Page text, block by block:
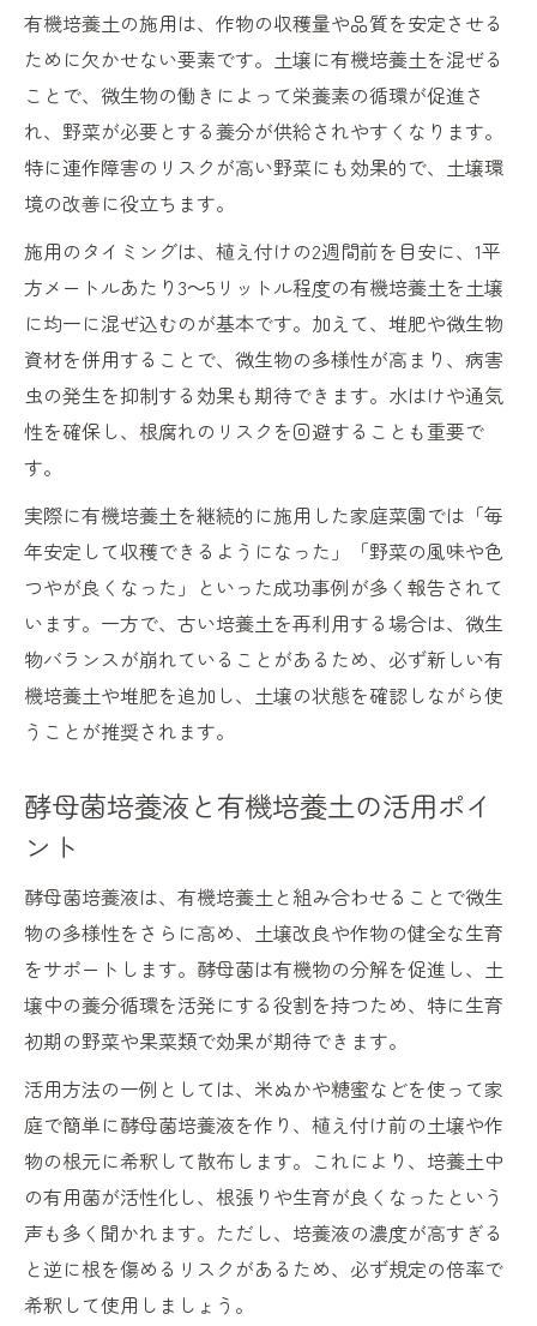
有機培養土の施用は、作物の収穫量や品質を安定させる
ために欠かせない要素です。土壌に有機培養土を混ぜる
ことで、微生物の働きによって栄養素の循環が促進さ
れ、野菜が必要とする養分が供給されやすくなります。
特に連作障害のリスクが高い野菜にも効果的で、土壌環
境の改善に役立ちます。
施用のタイミングは、植え付けの2週間前を目安に、1平
方メートルあたり3～5リットル程度の有機培養土を土壌
に均一に混ぜ込むのが基本です。加えて、堆肥や微生物
資材を併用することで、微生物の多様性が高まり、病害
虫の発生を抑制する効果も期待できます。水はけや通気
性を確保し、根腐れのリスクを回避することも重要で
す。
実際に有機培養土を継続的に施用した家庭菜園では「毎
年安定して収穫できるようになった」「野菜の風味や色
つやが良くなった」といった成功事例が多く報告されて
います。一方で、古い培養土を再利用する場合は、微生
物バランスが崩れていることがあるため、必ず新しい有
機培養土や堆肥を追加し、土壌の状態を確認しながら使
うことが推奨されます。
酵母菌培養液と有機培養土の活用ポイ
ント
酵母菌培養液は、有機培養土と組み合わせることで微生
物の多様性をさらに高め、土壌改良や作物の健全な生育
をサポートします。酵母菌は有機物の分解を促進し、土
壌中の養分循環を活発にする役割を持つため、特に生育
初期の野菜や果菜類で効果が期待できます。
活用方法の一例としては、米ぬかや糖蜜などを使って家
庭で簡単に酵母菌培養液を作り、植え付け前の土壌や作
物の根元に希釈して散布します。これにより、培養土中
の有用菌が活性化し、根張りや生育が良くなったという
声も多く聞かれます。ただし、培養液の濃度が高すぎる
と逆に根を傷めるリスクがあるため、必ず規定の倍率で
希釈して使用しましょう。